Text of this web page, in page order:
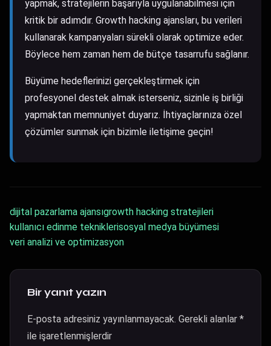
yapmak, stratejilerin başarıyla uygulanabilmesi için
kritik bir adımdır. Growth hacking ajansları, bu verileri
kullanarak kampanyaları sürekli olarak optimize eder.
Böylece hem zaman hem de bütçe tasarrufu sağlanır.
Büyüme hedeflerinizi gerçekleştirmek için
profesyonel destek almak isterseniz, sizinle iş birliği
yapmaktan memnuniyet duyarız. İhtiyaçlarınıza özel
çözümler sunmak için bizimle iletişime geçin!
dijital pazarlama ajansıgrowth hacking stratejileri
kullanıcı edinme tekniklerisosyal medya büyümesi
veri analizi ve optimizasyon
Bir yanıt yazın
E-posta adresiniz yayınlanmayacak. Gerekli alanlar *
ile işaretlenmişlerdir